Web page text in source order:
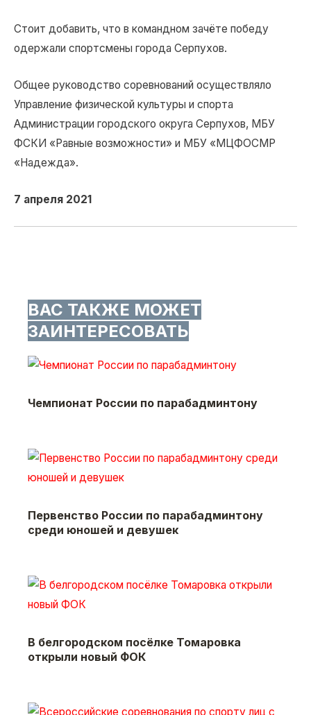
Стоит добавить, что в командном зачёте победу
одержали спортсмены города Серпухов.
Общее руководство соревнований осуществляло
Управление физической культуры и спорта
Администрации городского округа Серпухов, МБУ
ФСКИ «Равные возможности» и МБУ «МЦФОСМР
«Надежда».
7 апреля 2021
ВАС ТАКЖЕ МОЖЕТ
ЗАИНТЕРЕСОВАТЬ
Чемпионат России по парабадминтону
Первенство России по парабадминтону
среди юношей и девушек
В белгородском посёлке Томаровка
открыли новый ФОК